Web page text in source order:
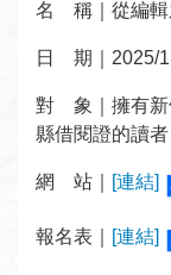
動
上
務
名 稱｜從編輯
日 期｜2025/
對 象｜擁有新
縣借閱證的讀者
網 站｜ [連結]
報名表｜ [連結]